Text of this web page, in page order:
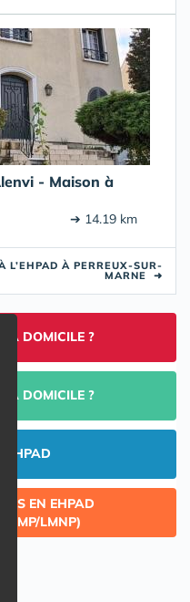
- Maison à
➔ 14.19 km
L’EHPAD À PERREUX-SUR-
MARNE ➜
À DOMICILE ?
À DOMICILE ?
EHPAD
EN EHPAD
LMP/LMNP)